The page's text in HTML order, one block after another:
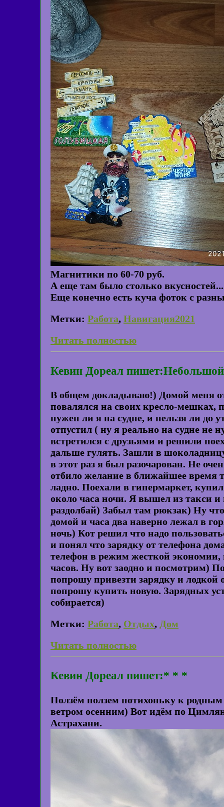
Магнитики по 60-70 руб.
А еще там было столько
Еще конечно есть куча фоток с
Метки: Работа, Навигация2021
Читать полностью
Кевин Дореал
В общем докладываю!) Домой меня
повалялся на своих кресло-мешках,
нужен ли я на судне, и нельзя ли до
отпустил ( ну я реально на судне
встретился с друзьями и решили
дальше гулять. Зашли в
в этот раз я был разочарован. Не
отбило желание в ближайшее время
ладно. Поехали в гипермаркет,
около часа ночи. Я вышел из такси
раздолбай) Забыл там рюкзак) Ну
домой и часа два наверно лежал в
ночь) Кот решил что надо
и понял что зарядку от телефона
телефон в режим жесткой экономии,
часов. Ну вот заодно и посмотрим)
попрошу привезти зарядку и лодкой
попрошу купить новую. Зарядных
собирается)
Метки: Работа, Отдых, Дом
Читать полностью
Кевин Дореал пишет:* * *
Ползём ползем потихоньку к родным
ветром осенним) Вот идём по
Астрахани.